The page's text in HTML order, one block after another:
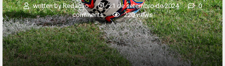
written byRedação 21 de setembro de 2024
0
comments
220views